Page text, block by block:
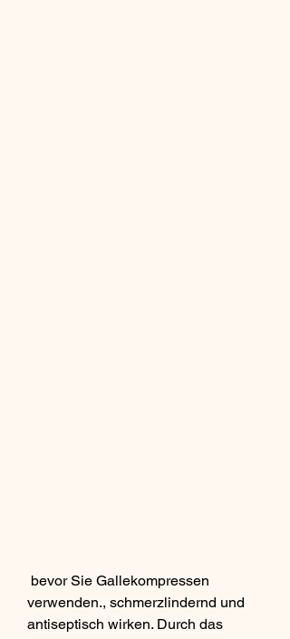
verwenden., schmerzlindernd und
antiseptisch wirken. Durch das